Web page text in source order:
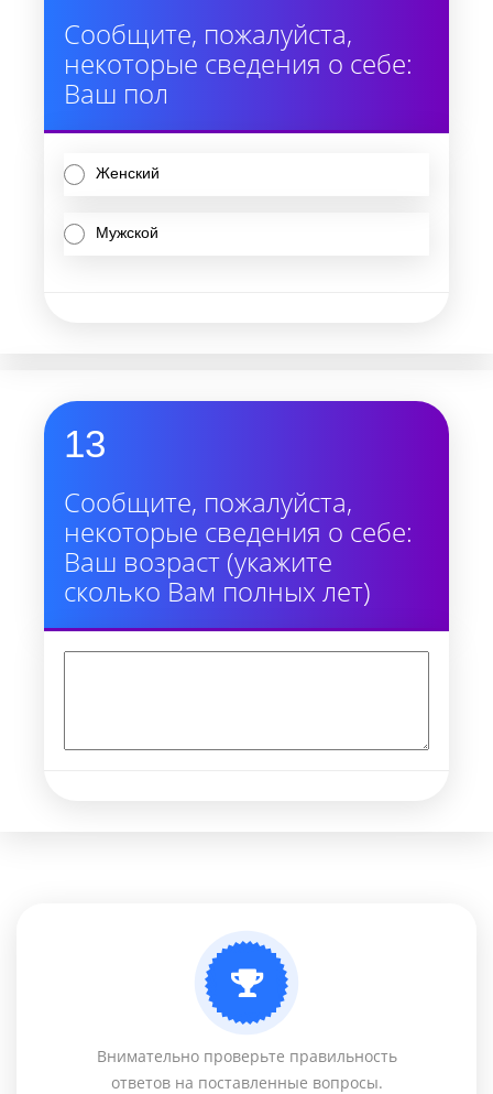
Сообщите, пожалуйста,
некоторые сведения о себе:
Ваш пол
Женский
Мужской
13
Сообщите, пожалуйста,
некоторые сведения о себе:
Ваш возраст (укажите
сколько Вам полных лет)
Внимательно проверьте правильность
ответов на поставленные вопросы.